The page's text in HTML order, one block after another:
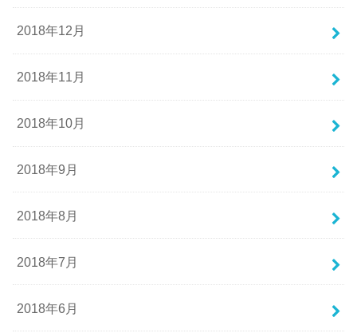
2018年12月
2018年11月
2018年10月
2018年9月
2018年8月
2018年7月
2018年6月